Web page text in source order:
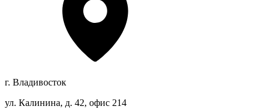
г. Владивосток
ул. Калинина, д. 42, офис 214